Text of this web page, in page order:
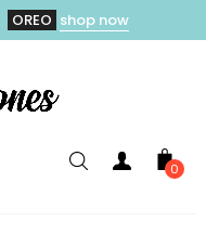
OREO shop now
0